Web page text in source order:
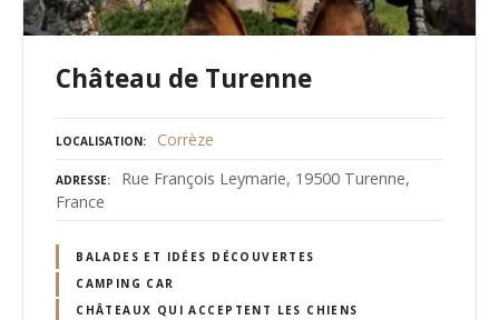
Château de Turenne
LOCALISATION Corrèze
ADRESSE
Rue François Leymarie, 19500 Turenne,
France
BALADES ET IDÉES DÉCOUVERTES
CAMPING CAR
CHÂTEAUX QUI ACCEPTENT LES CHIENS